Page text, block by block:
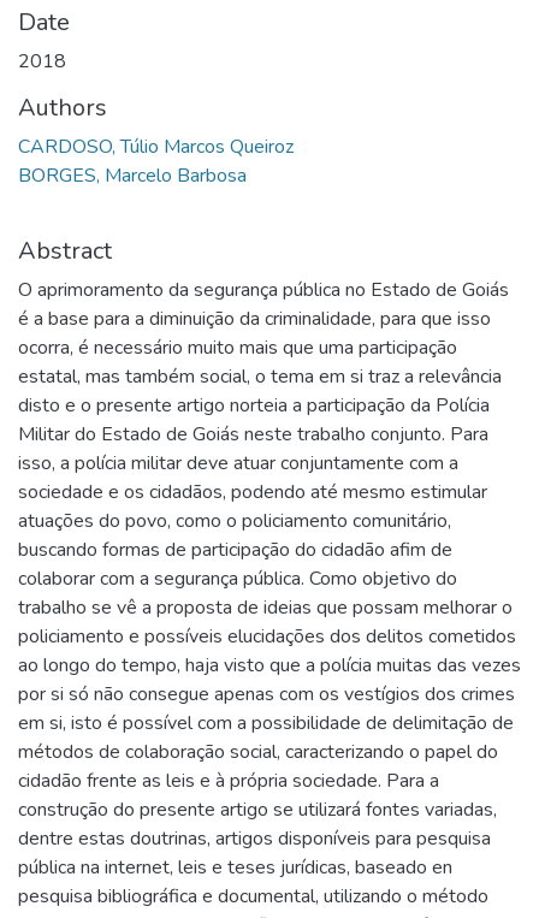
Date
2018
Authors
CARDOSO, Túlio Marcos Queiroz
BORGES, Marcelo Barbosa
Abstract
O aprimoramento da segurança pública no Estado de Goiás
é a base para a diminuição da criminalidade, para que isso
ocorra, é necessário muito mais que uma participação
estatal, mas também social, o tema em si traz a relevância
disto e o presente artigo norteia a participação da Polícia
Militar do Estado de Goiás neste trabalho conjunto. Para
isso, a polícia militar deve atuar conjuntamente com a
sociedade e os cidadãos, podendo até mesmo estimular
atuações do povo, como o policiamento comunitário,
buscando formas de participação do cidadão afim de
colaborar com a segurança pública. Como objetivo do
trabalho se vê a proposta de ideias que possam melhorar o
policiamento e possíveis elucidações dos delitos cometidos
ao longo do tempo, haja visto que a polícia muitas das vezes
por si só não consegue apenas com os vestígios dos crimes
em si, isto é possível com a possibilidade de delimitação de
métodos de colaboração social, caracterizando o papel do
cidadão frente as leis e à própria sociedade. Para a
construção do presente artigo se utilizará fontes variadas,
dentre estas doutrinas, artigos disponíveis para pesquisa
pública na internet, leis e teses jurídicas, baseado en
pesquisa bibliográfica e documental, utilizando o método